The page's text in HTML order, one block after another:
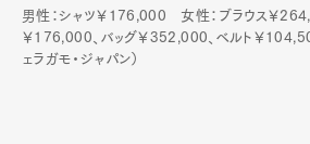
男性：シャツ￥176,000 女性：ブラウス￥
￥176,000、バッグ￥352,000、ベルト￥
ェラガモ・ジャパン）